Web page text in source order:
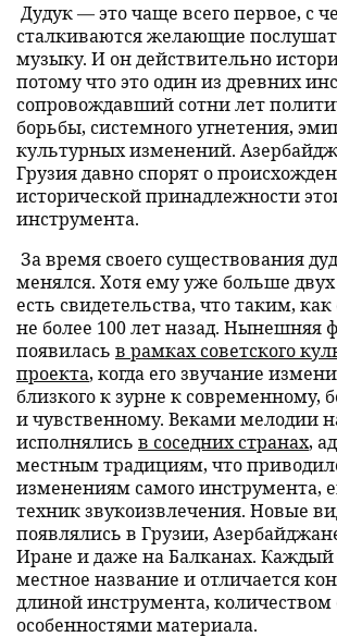
Дудук — это чаще всего первое, с
сталкиваются желающие
музыку. И он действительно
потому что это один из древних
сопровождавший сотни лет
борьбы, системного угнетения,
культурных изменений.
Грузия давно спорят о
исторической принадлежности
инструмента.
За время своего существования
менялся. Хотя ему уже больше двух
есть свидетельства, что таким, как
не более 100 лет назад. Нынешняя
появилась в рамках советского
проекта, когда его звучание
близкого к зурне к современному,
и чувственному. Веками мелодии
исполнялись в соседних странах,
местным традициям, что
изменениям самого инструмента,
техник звукоизвлечения. Новые
появлялись в Грузии,
Иране и даже на Балканах. Каждый
местное название и отличается
длиной инструмента, количеством
особенностями материала.